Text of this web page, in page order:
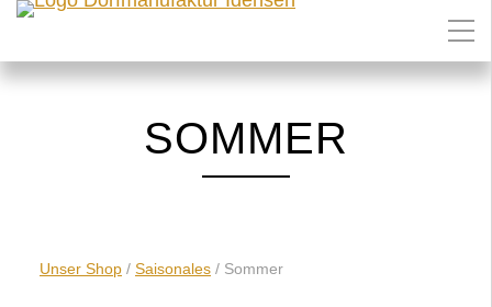
SOMMER
Unser Shop / Saisonales / Sommer